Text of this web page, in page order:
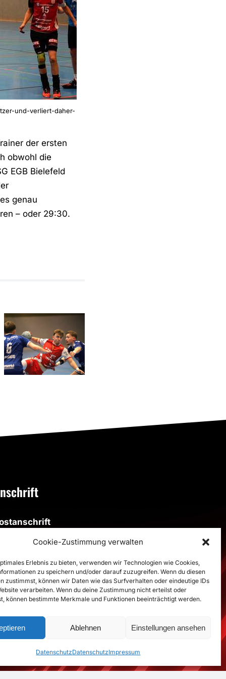
Cookie-Zustimmung verwalten
Erlebnis zu bieten, verwenden wir Technologien wie Cookies,
zu speichern und/oder darauf zuzugreifen. Wenn du diesen
zustimmst, können wir Daten wie das Surfverhalten oder eindeutige IDs
verarbeiten. Wenn du deine Zustimmung nicht erteilst oder
können bestimmte Merkmale und Funktionen beeinträchtigt werden.
Ablehnen Einstellungen ansehen
DatenschutzDatenschutzImpressum
und-verliert-daher-
der ersten
obwohl die
EGB Bielefeld
genau
– oder 29:30.
Betriebstemperatur:
RSV
Altenbögge
hat den
Aufstieg
Altenbögge-Bönen 1951 e.V.
im Schulzentrum
59199 Bönen
Route
Datenschutz